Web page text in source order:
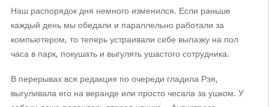
Наш распорядок дня немного изменился. Если раньше
каждый день мы обедали и параллельно работали за
компьютером, то теперь устраивали себе вылазку на пол
часа в парк, покушать и выгулять ушастого сотрудника.
В перерывах вся редакция по очереди гладила Рэя,
выгуливала его на веранде или просто чесала за ушком. У